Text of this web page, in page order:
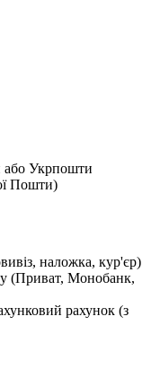
або Укрпошти
Пошти)
наложка, кур'єр)
(Приват, Монобанк,
рахунок (з